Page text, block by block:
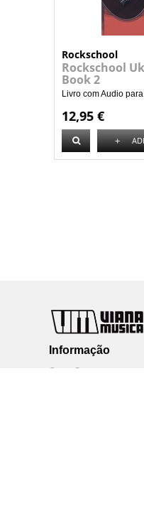
Rockschool
Rockschool
Book 2
Livro com Audio
12,95 €
+
Informação
Quem Somos